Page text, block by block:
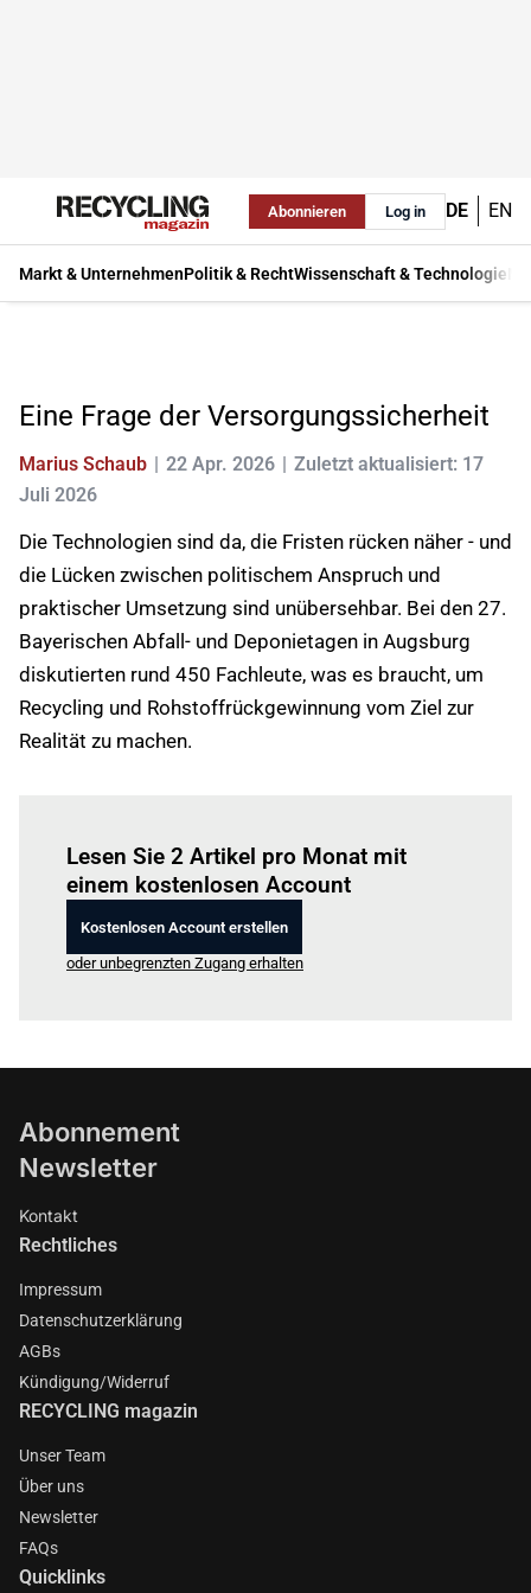
Abonnieren Log in DE EN
Markt & UnternehmenPolitik & RechtWissenschaft & Technologie
Eine Frage der Versorgungssicherheit
Marius Schaub 22 Apr. 2026
Zuletzt aktualisiert: 17
Juli 2026
Die Technologien sind da, die Fristen rücken näher - und
die Lücken zwischen politischem Anspruch und
praktischer Umsetzung sind unübersehbar. Bei den 27.
Bayerischen Abfall- und Deponietagen in Augsburg
diskutierten rund 450 Fachleute, was es braucht, um
Recycling und Rohstoffrückgewinnung vom Ziel zur
Realität zu machen.
Lesen Sie 2 Artikel pro Monat mit
einem kostenlosen Account
Kostenlosen Account erstellen
oder unbegrenzten Zugang erhalten
Abonnement
Newsletter
Kontakt
Rechtliches
Impressum
Datenschutzerklärung
AGBs
Kündigung/Widerruf
RECYCLING magazin
Unser Team
Über uns
Newsletter
FAQs
Quicklinks